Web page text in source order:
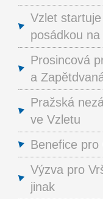
Vzlet
posádkou na
Prosincová
a
Pražská
ve Vzletu
Benefice
Výzva pro
jinak